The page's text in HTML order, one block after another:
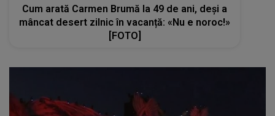
Cum arată Carmen Brumă la 49 de ani, deși a
mâncat desert zilnic în vacanță: «Nu e noroc!»
[FOTO]